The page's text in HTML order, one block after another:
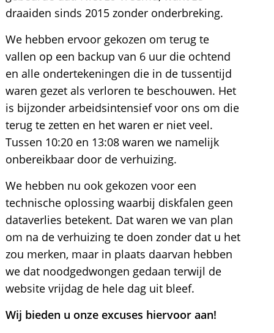
draaiden sinds 2015 zonder onderbreking.
We hebben ervoor gekozen om terug te
vallen op een backup van 6 uur die ochtend
en alle ondertekeningen die in de tussentijd
waren gezet als verloren te beschouwen. Het
is bijzonder arbeidsintensief voor ons om die
terug te zetten en het waren er niet veel.
Tussen 10:20 en 13:08 waren we namelijk
onbereikbaar door de verhuizing.
We hebben nu ook gekozen voor een
technische oplossing waarbij diskfalen geen
dataverlies betekent. Dat waren we van plan
om na de verhuizing te doen zonder dat u het
zou merken, maar in plaats daarvan hebben
we dat noodgedwongen gedaan terwijl de
website vrijdag de hele dag uit bleef.
Wij bieden u onze excuses hiervoor aan!